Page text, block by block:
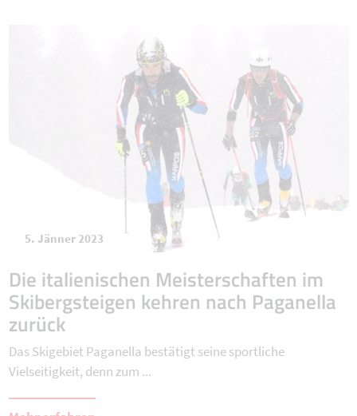
5. Jänner 2023
Die italienischen Meisterschaften im
Skibergsteigen kehren nach Paganella
zurück
Das Skigebiet Paganella bestätigt seine sportliche
Vielseitigkeit, denn zum ...